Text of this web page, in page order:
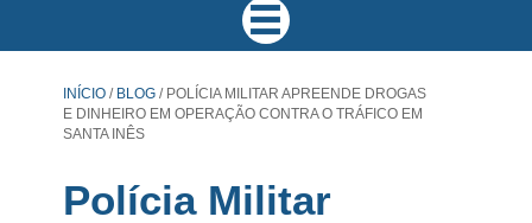
INÍCIO / BLOG /POLÍCIA MILITAR APREENDE DROGAS
E DINHEIRO EM OPERAÇÃO CONTRA O TRÁFICO EM
SANTA INÊS
Polícia Militar